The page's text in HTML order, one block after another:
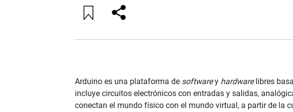
Arduino es una plataforma de softwarey hardwarelibres
incluye circuitos electrónicos con entradas y salidas,
conectan el mundo físico con el mundo virtual, a partir de la